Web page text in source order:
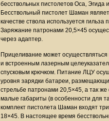
бесствольных пистолетов Оса, Эгида
Бесствольный пистолет Шаман
качестве ствола используется
Заряжание патронами 20,5×45
через адаптер.
Прицеливание может
и встроенным лазерным
спусковым крючком. Питание ЛЦУ
уровня зарядки батареи,
стрельбе патронами 20,5×45, а так
малые габариты (в особенности для
комплект пистолета Шаман входят
18×45. В настоящее время